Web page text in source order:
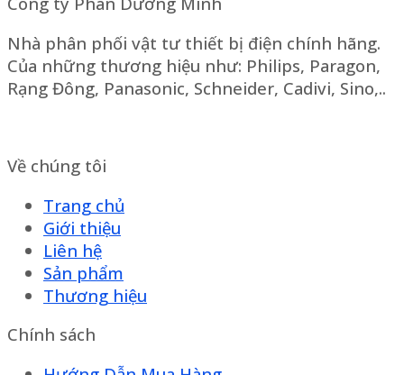
Nhà phân phối vật tư thiết bị điện chính hãng.
Của những thương hiệu như: Philips, Paragon,
Rạng Đông, Panasonic, Schneider, Cadivi, Sino,..
Về chúng tôi
Trang chủ
Giới thiệu
Liên hệ
Sản phẩm
Thương hiệu
Chính sách